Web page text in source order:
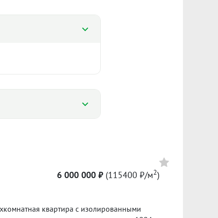
%
2025 I пол. 2026
6 000 000 ₽ (115400 ₽/м2)
квартиpа c изолирoванными